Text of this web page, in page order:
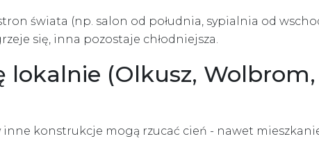
świata (np. salon od południa, sypialnia od
się, inna pozostaje chłodniejsza.
lokalnie (Olkusz, Wolbrom,
konstrukcje mogą rzucać cień - nawet